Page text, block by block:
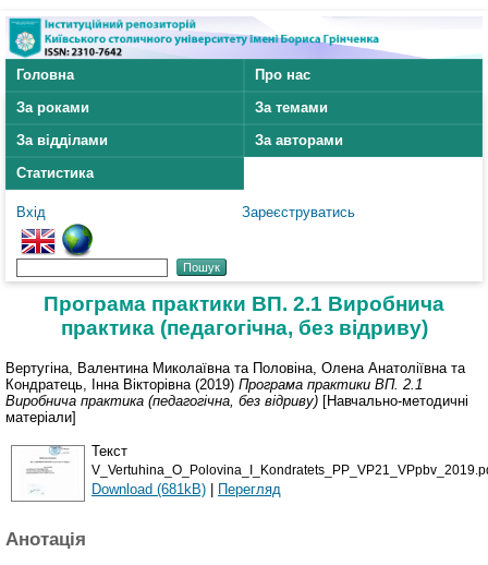
Головна
Про нас
За роками
За темами
За відділами
За авторами
Статистика
Вхід Зареєструватись
Програма практики ВП. 2.1 Виробнича
практика (педагогічна, без відриву)
Вертугіна, Валентина Миколаївна та Половіна, Олена Анатоліївна та
Кондратець, Інна Вікторівна (2019) Програма практики ВП. 2.1
Виробнича практика (педагогічна, без відриву) [Навчально-методичні
матеріали]
Текст
Download (681kB) | Перегляд
Анотація